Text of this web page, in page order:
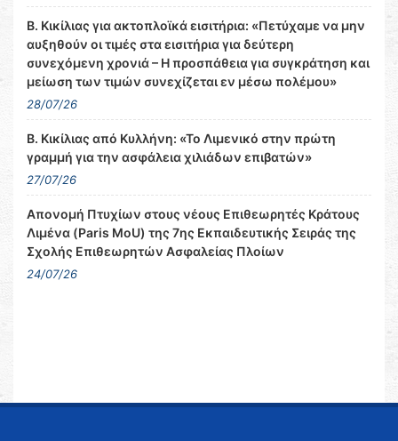
Β. Κικίλιας για ακτοπλοϊκά εισιτήρια: «Πετύχαμε να μην
αυξηθούν οι τιμές στα εισιτήρια για δεύτερη
συνεχόμενη χρονιά – Η προσπάθεια για συγκράτηση και
μείωση των τιμών συνεχίζεται εν μέσω πολέμου»
28/07/26
Β. Κικίλιας από Κυλλήνη: «Το Λιμενικό στην πρώτη
γραμμή για την ασφάλεια χιλιάδων επιβατών»
27/07/26
Απονομή Πτυχίων στους νέους Επιθεωρητές Κράτους
Λιμένα (Paris MoU) της 7ης Εκπαιδευτικής Σειράς της
Σχολής Επιθεωρητών Ασφαλείας Πλοίων
24/07/26